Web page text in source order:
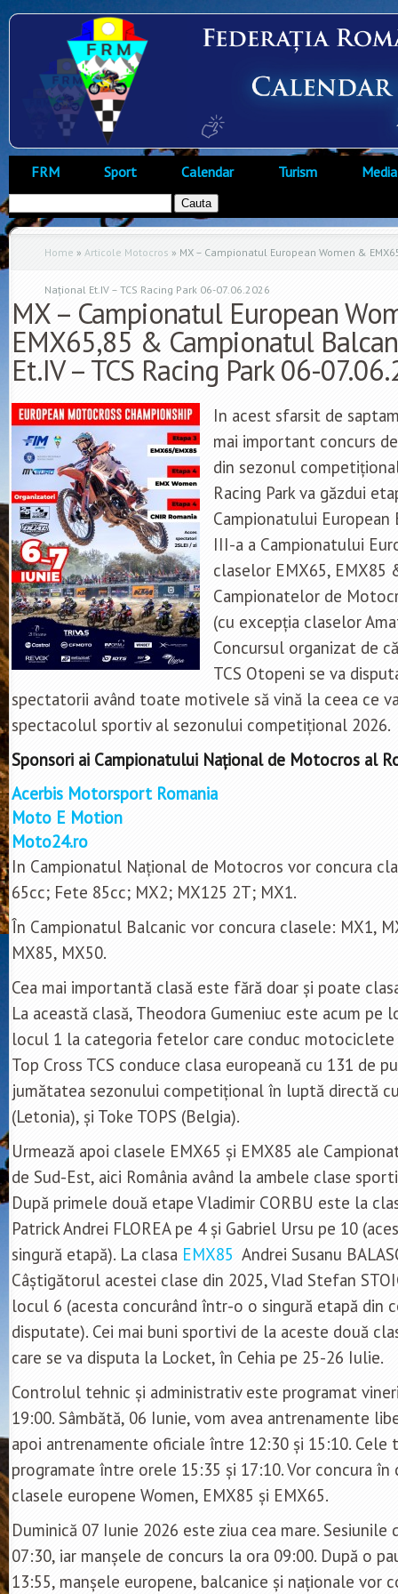
FRM Sport Calendar Turism Media
Home » Articole Motocros » MX – Campionatul European Women &
Național Et.IV – TCS Racing Park 06-07.06.2026
MX – Campionatul European
EMX65,85 & Campionatul
Et.IV – TCS Racing Park 06-
In acest sfarsit de
mai important concurs
din sezonul
Racing Park va găzdui
Campionatului European
III-a a Campionatului
claselor EMX65, EMX85
Campionatelor de
(cu excepția claselor
Concursul organizat de
TCS Otopeni se va
spectatorii având toate motivele să vină la ceea ce
spectacolul sportiv al sezonului competițional 2026.
Sponsori ai Campionatului Național de Motocros al
Acerbis Motorsport Romania
Moto E Motion
Moto24.ro
In Campionatul Național de Motocros vor concura
65cc; Fete 85cc; MX2; MX125 2T; MX1.
În Campionatul Balcanic vor concura clasele: MX1,
MX85, MX50.
Cea mai importantă clasă este fără doar și poate
La această clasă, Theodora Gumeniuc este acum pe
locul 1 la categoria fetelor care conduc motociclete
Top Cross TCS conduce clasa europeană cu 131 de
jumătatea sezonului competițional în luptă directă
(Letonia), și Toke TOPS (Belgia).
Urmează apoi clasele EMX65 și EMX85 ale
de Sud-Est, aici România având la ambele clase
După primele două etape Vladimir CORBU este la
Patrick Andrei FLOREA pe 4 și Gabriel Ursu pe 10
singură etapă). La clasa EMX85 Andrei Susanu
Câștigătorul acestei clase din 2025, Vlad Stefan
locul 6 (acesta concurând într-o o singură etapă din
disputate). Cei mai buni sportivi de la aceste două
care se va disputa la Locket, în Cehia pe 25-26 Iulie.
Controlul tehnic și administrativ este programat
19:00. Sâmbătă, 06 Iunie, vom avea antrenamente
apoi antrenamente oficiale între 12:30 și 15:10. Cele
programate între orele 15:35 și 17:10. Vor concura în
clasele europene Women, EMX85 și EMX65.
Duminică 07 Iunie 2026 este ziua cea mare.
07:30, iar manșele de concurs la ora 09:00. După o
13:55, manșele europene, balcanice și naționale vor